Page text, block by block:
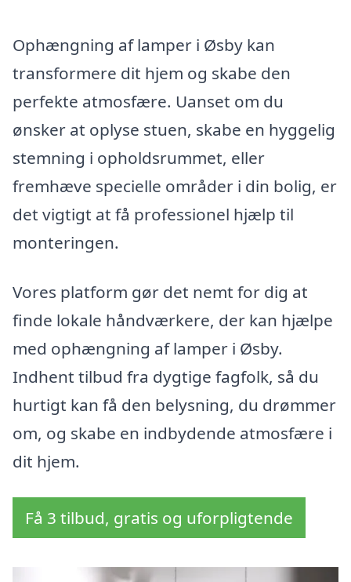
Ophængning af lamper i Øsby kan
transformere dit hjem og skabe den
perfekte atmosfære. Uanset om du
ønsker at oplyse stuen, skabe en hyggelig
stemning i opholdsrummet, eller
fremhæve specielle områder i din bolig, er
det vigtigt at få professionel hjælp til
monteringen.
Vores platform gør det nemt for dig at
finde lokale håndværkere, der kan hjælpe
med ophængning af lamper i Øsby.
Indhent tilbud fra dygtige fagfolk, så du
hurtigt kan få den belysning, du drømmer
om, og skabe en indbydende atmosfære i
dit hjem.
Få 3 tilbud, gratis og uforpligtende